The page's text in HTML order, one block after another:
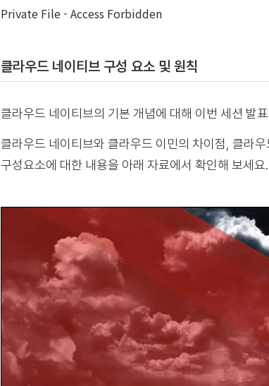
Private File - Access Forbidden
클라우드 네이티브 구성 요소 및 원칙
클라우드 네이티브의 기본 개념에 대해 이번 세션 발
클라우드 네이티브와 클라우드 이민의 차이점, 클라
구성요소에 대한 내용을 아래 자료에서 확인해 보세요.